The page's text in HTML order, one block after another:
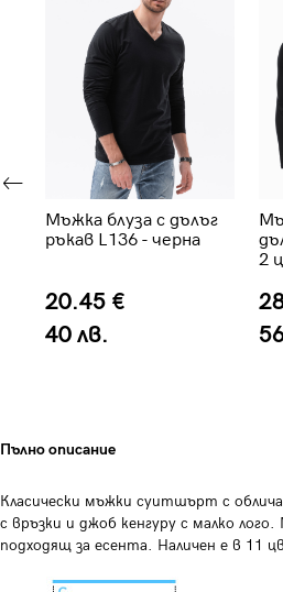
Мъжка блуза с дълъг
ръкав L136 - черна
20.45 €
40 лв.
2
Пълно описание
Класически мъжки суитшърт с
с връзки и джоб кенгуру с малко
подходящ за есента. Наличен е в 11